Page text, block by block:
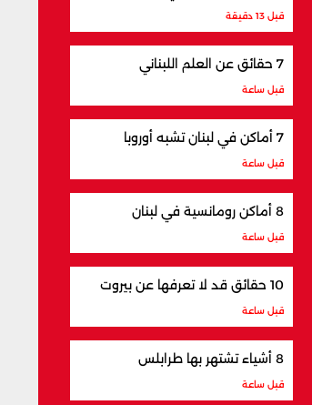
قبل 13 دقيقة
7 حقائق عن العلم اللبناني
قبل ساعة
7 أماكن في لبنان تشبه أوروبا
قبل ساعة
8 أماكن رومانسية في لبنان
قبل ساعة
10 حقائق قد لا تعرفها عن بيروت
قبل ساعة
8 أشياء تشتهر بها طرابلس
قبل ساعة